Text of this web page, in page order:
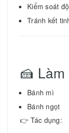
Kiểm soát
Tránh kết
🍰
Bánh mì
Bánh ngọt
👉 Tác dụng: